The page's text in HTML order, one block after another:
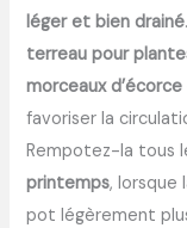
léger et bien drainé
terreau pour
morceaux
favoriser la
Rempotez-la tous
printemps, lorsque
pot légèrement